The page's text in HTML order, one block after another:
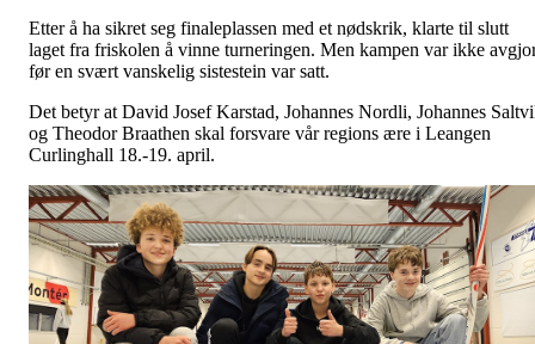
Etter å ha sikret seg finaleplassen med et nødskrik, klarte til slutt
laget fra friskolen å vinne turneringen. Men kampen var ikke
før en svært vanskelig sistestein var satt.
Det betyr at David Josef Karstad, Johannes Nordli, Johannes
og Theodor Braathen skal forsvare vår regions ære i Leangen
Curlinghall 18.-19. april.